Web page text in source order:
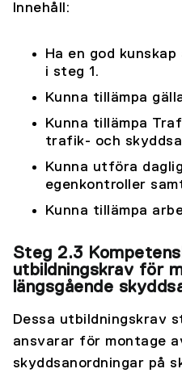
Innehåll:
Ha en god
i steg 1.
Kunna tillämpa
Kunna tillämpa
trafik- och
Kunna utföra
egenkontroller
Kunna tillämpa
Steg 2.3
utbildningskrav för
längsgående
Dessa utbildningskrav
ansvarar för montage
skyddsanordningar på